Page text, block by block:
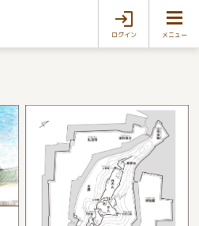
ログイン メニュー